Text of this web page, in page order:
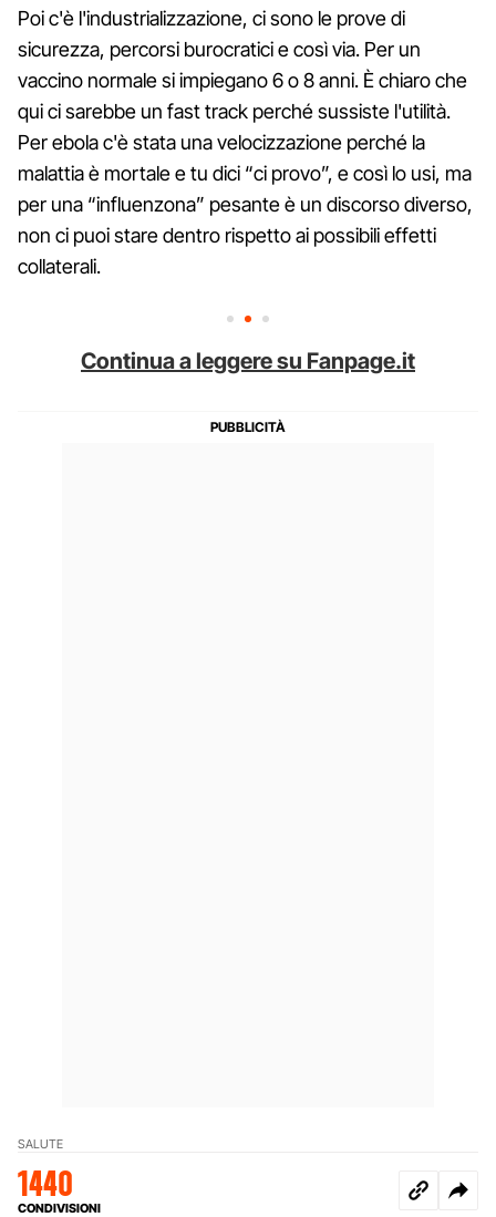
Poi c'è l'industrializzazione, ci sono le prove di
sicurezza, percorsi burocratici e così via. Per un
vaccino normale si impiegano 6 o 8 anni. È chiaro che
qui ci sarebbe un fast track perché sussiste l'utilità.
Per ebola c'è stata una velocizzazione perché la
malattia è mortale e tu dici “ci provo”, e così lo usi, ma
per una “influenzona” pesante è un discorso diverso,
non ci puoi stare dentro rispetto ai possibili effetti
collaterali.
Continua a leggere su Fanpage.it
SALUTE
1440
CONDIVISIONI